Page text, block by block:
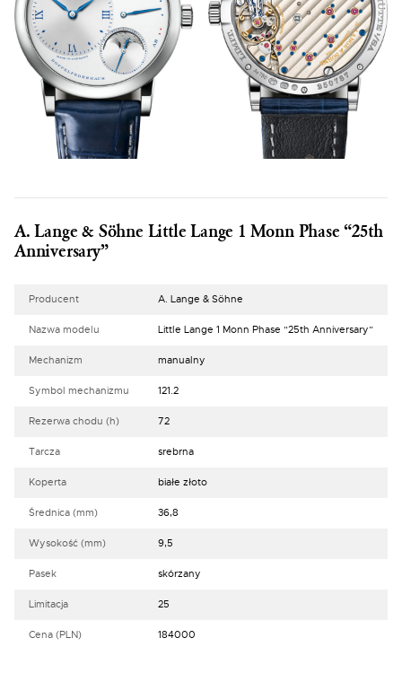
A. Lange & Söhne Little Lange 1 Monn Phase “25th
Anniversary”
Producent A. Lange & Söhne
Nazwa modelu Little Lange 1 Monn Phase “25th Anniversary”
Mechanizm manualny
Symbol mechanizmu 121.2
Rezerwa chodu (h) 72
Tarcza srebrna
Koperta białe złoto
Średnica (mm) 36,8
Wysokość (mm) 9,5
Pasek skórzany
Limitacja 25
Cena (PLN) 184000